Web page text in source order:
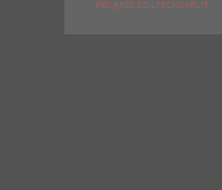
PEC@PEC.EDILTECNOSRL.IT